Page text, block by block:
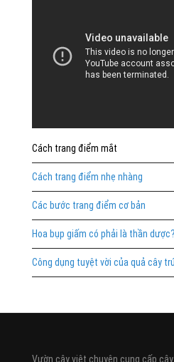
Cách trang điểm mắt
Cách trang điểm nhẹ nhàng
Các bước trang điểm cơ bản
Hoa bụp giấm có phải là thần dược?
Công dụng tuyệt vời của quả cây
Vườn cây việt chuyên cung cấp